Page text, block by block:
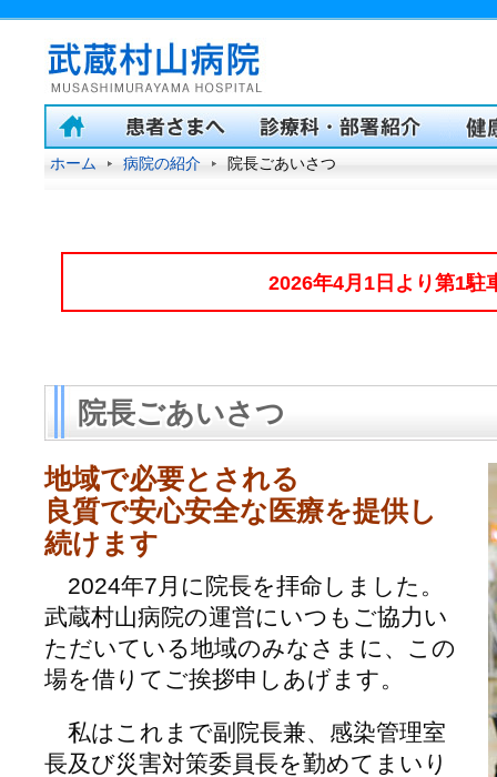
ホーム 病院の紹介 院長ごあいさつ
2026年4月1日より第1駐
院長ごあいさつ
地域で必要とされる
良質で安心安全な医療を提供し
続けます
2024年7月に院長を拝命しました。
武蔵村山病院の運営にいつもご協力い
ただいている地域のみなさまに、この
場を借りてご挨拶申しあげます。
私はこれまで副院長兼、感染管理室
長及び災害対策委員長を勤めてまいり